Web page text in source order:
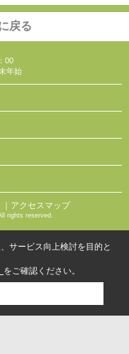
戻る
00
年始
｜アクセスマップ
rights reserved.
サービス向上検討を目的と
をご確認ください。